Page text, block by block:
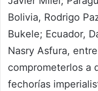
Bolivia, Rodrigo
Bukele; Ecuador,
Nasry Asfura,
comprometerlos a
fechorías